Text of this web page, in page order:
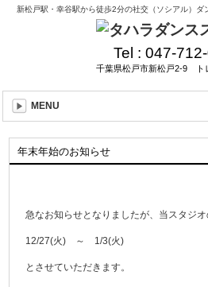
新松戸駅・幸谷駅から徒歩2分の社交（ソシアル）ダ
Tel : 047-
千葉県松戸市新松戸2-9 ト
MENU
年末年始のお知らせ
急なお知らせとなりましたが、当スタジ
12/27(火) ～ 1/3(火)
とさせていただきます。